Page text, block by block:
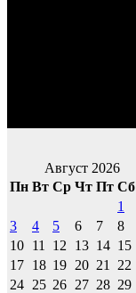
Август 2026
Пн Вт Ср Чт Пт Сб
1
3
4 5 6 7 8
10 11 12 13 14 15
17 18 19 20 21 22
24 25 26 27 28 29